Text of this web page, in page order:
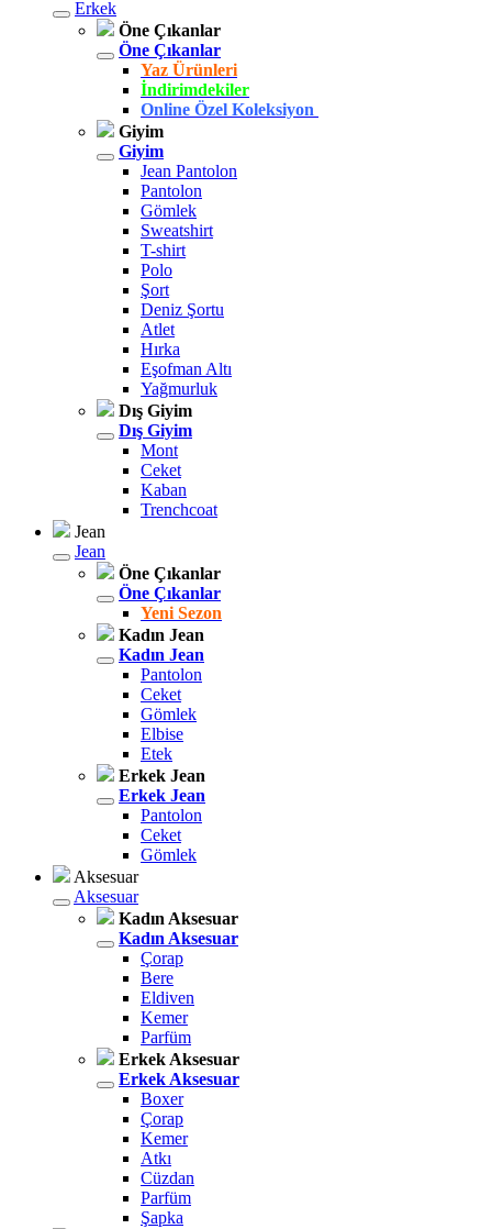
Erkek
Öne Çıkanlar
Öne Çıkanlar
Yaz Ürünleri
İndirimdekiler
Online Özel Koleksiyon
Giyim
Giyim
Jean Pantolon
Pantolon
Gömlek
Sweatshirt
T-shirt
Polo
Şort
Deniz Şortu
Atlet
Hırka
Eşofman Altı
Yağmurluk
Dış Giyim
Dış Giyim
Mont
Ceket
Kaban
Trenchcoat
Jean
Jean
Öne Çıkanlar
Öne Çıkanlar
Yeni Sezon
Kadın Jean
Kadın Jean
Pantolon
Ceket
Gömlek
Elbise
Etek
Erkek Jean
Erkek Jean
Pantolon
Ceket
Gömlek
Aksesuar
Aksesuar
Kadın Aksesuar
Kadın Aksesuar
Çorap
Bere
Eldiven
Kemer
Parfüm
Erkek Aksesuar
Erkek Aksesuar
Boxer
Çorap
Kemer
Atkı
Cüzdan
Parfüm
Şapka